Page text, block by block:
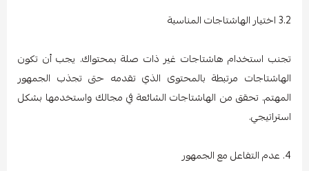
3.2 اختيار الهاشتاجات المناسبة
تجنب استخدام هاشتاجات غير ذات صلة بمحتواك. يجب أن تكون
الهاشتاجات مرتبطة بالمحتوى الذي تقدمه حتى تجذب الجمهور
المهتم. تحقق من الهاشتاجات الشائعة في مجالك واستخدمها بشكل
استراتيجي.
4. عدم التفاعل مع الجمهور